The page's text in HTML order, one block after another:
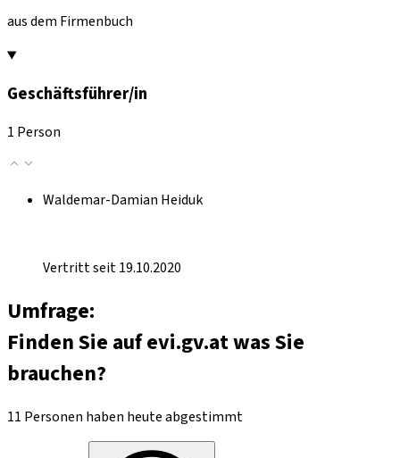
aus dem Firmenbuch
Geschäftsführer/in
1 Person
Waldemar-Damian Heiduk
Vertritt seit 19.10.2020
Umfrage:
Finden Sie auf evi.gv.at was Sie
brauchen?
11 Personen haben heute abgestimmt